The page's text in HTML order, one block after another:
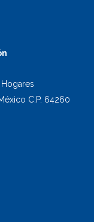
C.P. 64260